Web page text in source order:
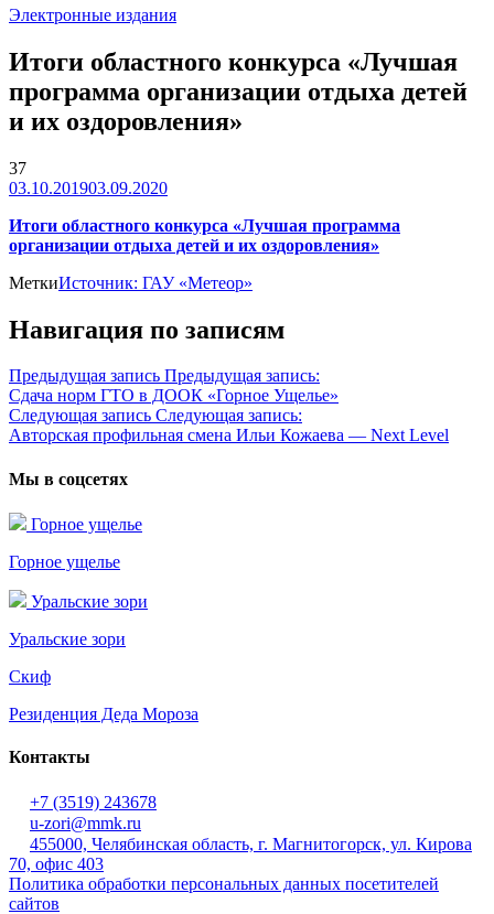
Электронные издания
Итоги областного конкурса «Лучшая
программа организации отдыха детей
и их оздоровления»
37
03.10.201903.09.2020
Итоги областного конкурса «Лучшая программа
организации отдыха детей и их оздоровления»
МеткиИсточник: ГАУ «Метеор»
Навигация по записям
Предыдущая запись Предыдущая запись:
Сдача норм ГТО в ДООК «Горное Ущелье»
Следующая запись Следующая запись:
Авторская профильная смена Ильи Кожаева — Next Level
Мы в соцсетях
Горное ущелье
Горное ущелье
Уральские зори
Уральские зори
Скиф
Резиденция Деда Мороза
Контакты
+7 (3519) 243678
u-zori@mmk.ru
455000, Челябинская область, г. Магнитогорск, ул. Кирова
70, офис 403
Политика обработки персональных данных посетителей
сайтов